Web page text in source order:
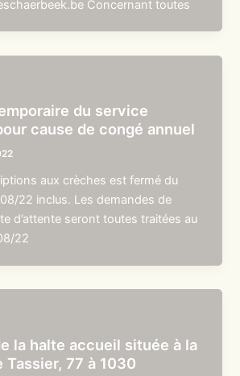
Concernant toutes
du service
cause de congé annuel
aux crèches est fermé du
22 inclus. Les demandes de
d’attente seront toutes traitées au
22
la halte accueil située à la
Tassier, 77 à 1030